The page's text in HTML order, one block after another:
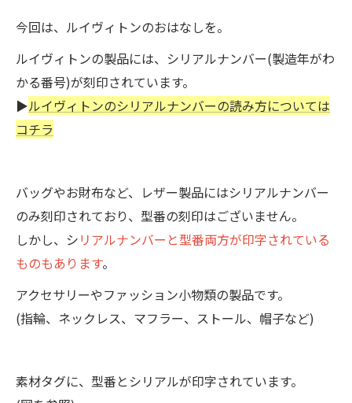
今回は、ルイヴィトンのおはなしを。
ルイヴィトンの製品には、シリアルナンバー(製造年がわ
かる番号)が刻印されています。
▶ルイヴィトンのシリアルナンバーの読み方については
コチラ
バッグやお財布など、レザー製品にはシリアルナンバー
のみ刻印されており、型番の刻印はございません。
しかし、シリアルナンバーと型番両方が印字されている
ものもあります。
アクセサリーやファッション小物類の製品です。
(指輪、ネックレス、マフラー、ストール、帽子など)
素材タグに、型番とシリアルが印字されています。